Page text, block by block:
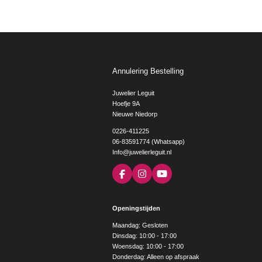
Annulering Bestelling
Juwelier Leguit
Hoefje 9A
Nieuwe Niedorp
0226-411225
06-83591774 (Whatsapp)
Info@juwelierleguit.nl
F
a
b
o
k
I
n
a
g
r
a
m
Y
o
e
Openingstijden
Maandag: Gesloten
Dinsdag: 10:00 - 17:00
Woensdag: 10:00 - 17:00
Donderdag: Alleen op afspraak